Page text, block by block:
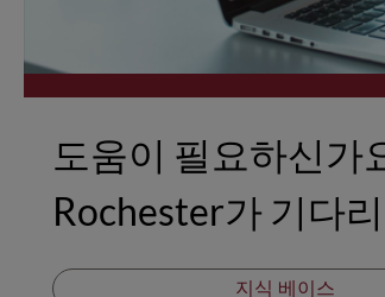
도움이 필요하신가
Rochester가 기다
지식 베이스